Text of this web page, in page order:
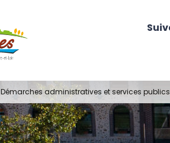
Démarches administratives et services publics